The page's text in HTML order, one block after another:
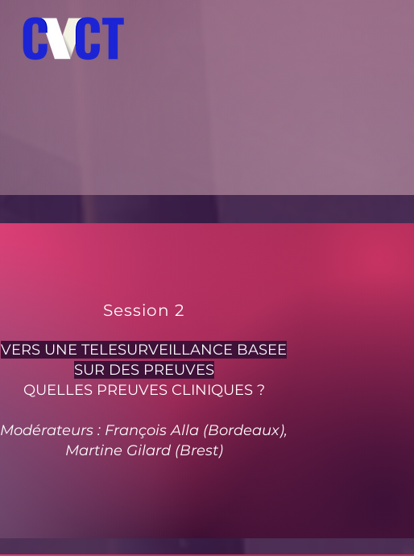
Session 2
VERS UNE TELESURVEILLANCE BASEE
SUR DES PREUVES
QUELLES PREUVES CLINIQUES ?
Modérateurs : François Alla (Bordeaux),
Martine Gilard (Brest)